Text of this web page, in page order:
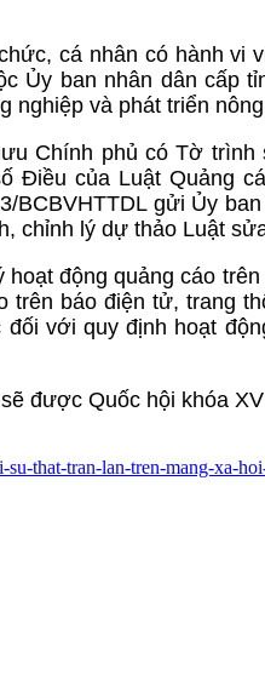
cá nhân có hành vi
Ủy ban nhân dân cấp
nghiệp và phát triển
Chính phủ có Tờ
Điều của Luật Quảng
BCBVHTTDL gửi Ủy
chỉnh lý dự thảo Luật
hoạt động quảng cáo
trên báo điện tử, trang
với quy định hoạt
được Quốc hội khóa
su-that-tran-lan-tren-mang-xa-